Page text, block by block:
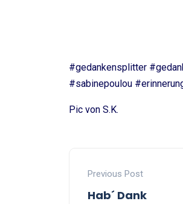
#gedankensplitter
#sabinepoulou
Pic von S.K.
Previous Post
Hab´ Dank